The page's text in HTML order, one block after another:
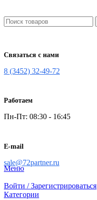
Связаться с нами
8 (3452) 32-49-72
Работаем
Пн-Пт: 08:30 - 16:45
E-mail
sale@72partner.ru
Меню
Войти / Зарегистрироваться
Категории